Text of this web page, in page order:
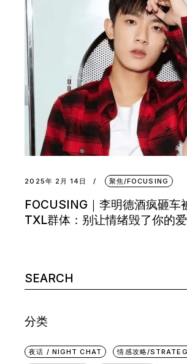
2025年 2月 14日 聚焦/FOCUSING
FOCUSING｜李明德酒疯砸车
TXL群体：别让情绪毁了你的爱
Search
for:
分类
夜话 / NIGHT CHAT 情感攻略/